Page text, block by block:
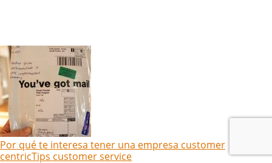
Por qué te interesa tener una empresa customer
centricTips customer service